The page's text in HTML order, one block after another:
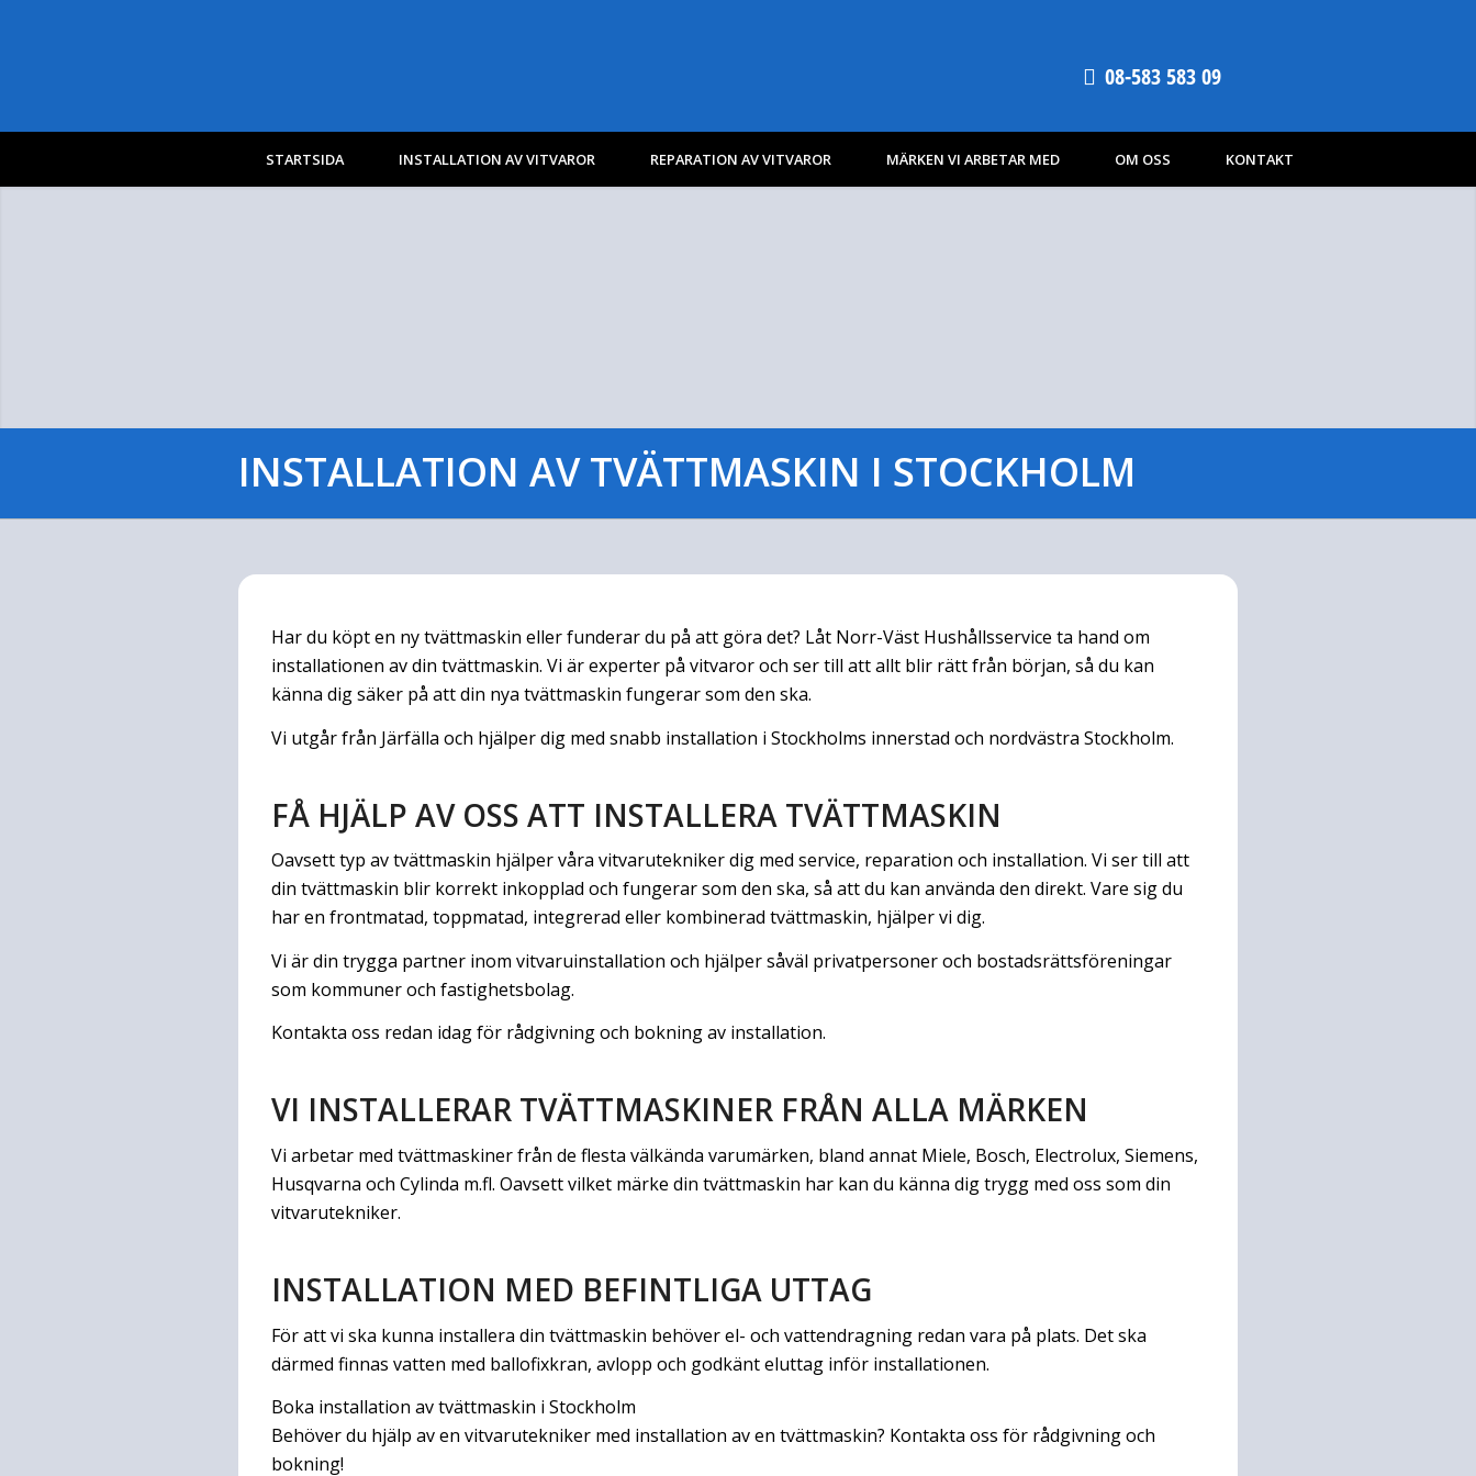
08-583 583 09
STARTSIDA INSTALLATION AV VITVAROR REPARATION AV VITVAROR MÄRKEN VI ARBETAR MED OM OSS KONTAKT
INSTALLATION AV TVÄTTMASKIN I STOCKHOLM
Har du köpt en ny tvättmaskin eller funderar du på att göra det? Låt Norr-Väst Hushållsservice ta hand om
installationen av din tvättmaskin. Vi är experter på vitvaror och ser till att allt blir rätt från början, så du kan
känna dig säker på att din nya tvättmaskin fungerar som den ska.
Vi utgår från Järfälla och hjälper dig med snabb installation i Stockholms innerstad och nordvästra Stockholm.
FÅ HJÄLP AV OSS ATT INSTALLERA TVÄTTMASKIN
Oavsett typ av tvättmaskin hjälper våra vitvarutekniker dig med service, reparation och installation. Vi ser till att
din tvättmaskin blir korrekt inkopplad och fungerar som den ska, så att du kan använda den direkt. Vare sig du
har en frontmatad, toppmatad, integrerad eller kombinerad tvättmaskin, hjälper vi dig.
Vi är din trygga partner inom vitvaruinstallation och hjälper såväl privatpersoner och bostadsrättsföreningar
som kommuner och fastighetsbolag.
Kontakta oss redan idag för rådgivning och bokning av installation.
VI INSTALLERAR TVÄTTMASKINER FRÅN ALLA MÄRKEN
Vi arbetar med tvättmaskiner från de flesta välkända varumärken, bland annat Miele, Bosch, Electrolux, Siemens,
Husqvarna och Cylinda m.fl. Oavsett vilket märke din tvättmaskin har kan du känna dig trygg med oss som din
vitvarutekniker.
INSTALLATION MED BEFINTLIGA UTTAG
För att vi ska kunna installera din tvättmaskin behöver el- och vattendragning redan vara på plats. Det ska
därmed finnas vatten med ballofixkran, avlopp och godkänt eluttag inför installationen.
Boka installation av tvättmaskin i Stockholm
Behöver du hjälp av en vitvarutekniker med installation av en tvättmaskin? Kontakta oss för rådgivning och
bokning!